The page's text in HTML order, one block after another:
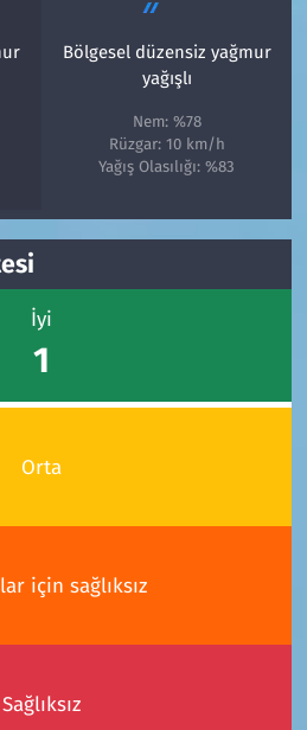
Bölgesel düzensiz yağmur
yağışlı
Nem: %78
Rüzgar: 10 km/h
Yağış Olasılığı: %83
İyi
1
Orta
için sağlıksız
Sağlıksız